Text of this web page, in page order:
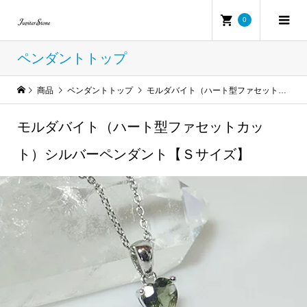
0
ペンダントトップ
商品 ペンダントトップ モルダバイト（ハート型ファセットカット）シルバーペンダント【Ｓサイズ】
モルダバイト（ハート型ファセットカッ
ト）シルバーペンダント【Ｓサイズ】